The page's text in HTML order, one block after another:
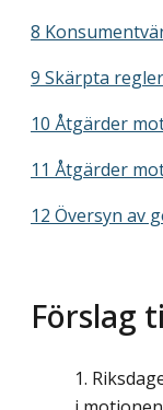
8
9 Skärpta
10 Åtgärder
11 Åtgärder
12 Översyn av
Förslag